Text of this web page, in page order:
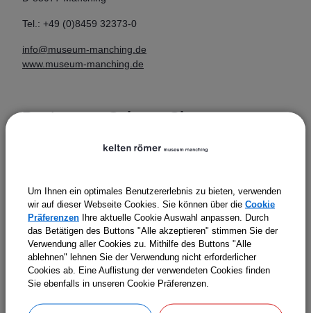
Tel.: +49 (0)8459 32373-0
info@museum-manching.de
www.museum-manching.de
Poster zum Science Slam
Um Ihnen ein optimales Benutzererlebnis zu bieten, verwenden
wir auf dieser Webseite Cookies. Sie können über die Cookie
Präferenzen Ihre aktuelle Cookie Auswahl anpassen. Durch
das Betätigen des Buttons "Alle akzeptieren" stimmen Sie der
Verwendung aller Cookies zu. Mithilfe des Buttons "Alle
ablehnen" lehnen Sie der Verwendung nicht erforderlicher
Cookies ab. Eine Auflistung der verwendeten Cookies finden
Sie ebenfalls in unseren Cookie Präferenzen.